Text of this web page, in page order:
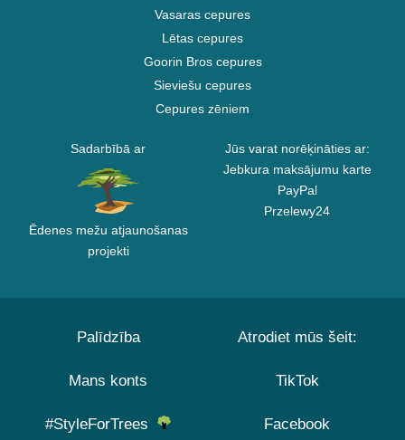
Vasaras cepures
Lētas cepures
Goorin Bros cepures
Sieviešu cepures
Cepures zēniem
Sadarbībā ar
Ēdenes mežu atjaunošanas
projekti
Jūs varat norēķināties ar:
Jebkura maksājumu karte
PayPal
Przelewy24
Palīdzība
Mans konts
#StyleForTrees
Atrodiet mūs šeit:
TikTok
Facebook